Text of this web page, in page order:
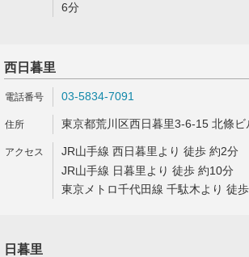
6分
西日暮里
03-5834-7091
東京都荒川区西日暮里3-6-15 北條ビ
JR山手線 西日暮里より 徒歩 約2分
JR山手線 日暮里より 徒歩 約10分
東京メトロ千代田線 千駄木より 徒
日暮里